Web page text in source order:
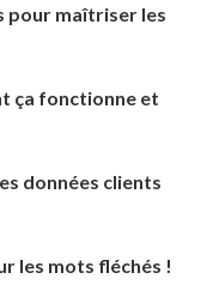
pour maîtriser les
ça fonctionne et
données clients
les mots fléchés !